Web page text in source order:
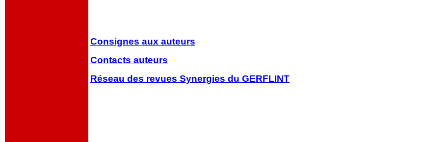
Consignes aux auteurs
Contacts auteurs
Réseau des revues Synergies du GERFLINT